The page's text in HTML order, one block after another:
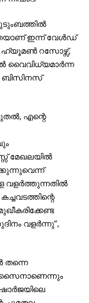
ഇന്ന് വേൾഡ്
ഹ്യൂമൺ റസോഴ്സ്,
വൈവിധ്യമാർന്ന
ബിസിനസ്
എന്റെ
മേഖലയിൽ
വളർത്തുന്നതിൽ
വളർന്നു”,
തന്നെ